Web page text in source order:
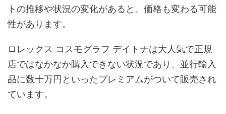
トの推移や状況の変化があると、価格も変わる可能
性があります。
ロレックス コスモグラフ デイトナは大人気で正規
店ではなかなか購入できない状況であり、並行輸入
品に数十万円といったプレミアムがついて販売され
ています。